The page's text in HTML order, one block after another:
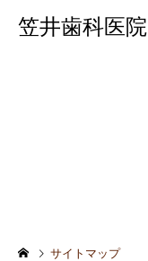
笠井歯科医院
サイトマップ